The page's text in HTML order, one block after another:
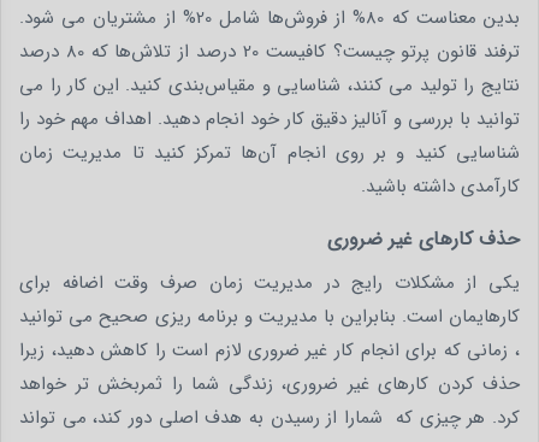
بدین معناست که 80% از فروش‌ها شامل 20% از مشتریان می‌ شود.
ترفند قانون پرتو چیست؟ کافیست 20 درصد از تلاش‌ها که 80 درصد
نتایج را تولید می‌ کنند، شناسایی و مقیاس‌بندی کنید. این کار را می‌
توانید با بررسی و آنالیز دقیق کار خود انجام دهید. اهداف مهم خود را
شناسایی کنید و بر روی انجام آن‌ها تمرکز کنید تا مدیریت زمان
کارآمدی داشته باشید.
حذف کارهای غیر ضروری
یکی از مشکلات رایج در مدیریت زمان صرف وقت اضافه برای
کارهایمان است. بنابراین با مدیریت و برنامه ریزی صحیح می توانید
، زمانی که برای انجام کار غیر ضروری لازم است را کاهش دهید، زیرا
حذف کردن کارهای غیر ضروری، زندگی شما را ثمربخش تر خواهد
کرد. هر چیزی که شمارا از رسیدن به هدف اصلی دور کند، می تواند